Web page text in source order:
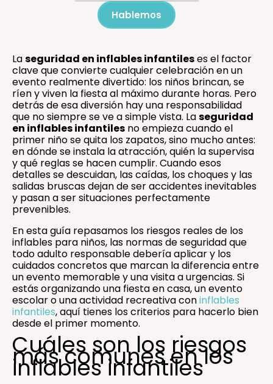
Laseguridad en inflables infantileses el factor
clave que convierte cualquier celebración en un
evento realmente divertido: los niños brincan, se
ríen y viven la fiesta al máximo durante horas. Pero
detrás de esa diversión hay una responsabilidad
que no siempre se ve a simple vista. Laseguridad
en inflables infantiles no empieza cuando el
primer niño se quita los zapatos, sino mucho antes:
en dónde se instala la atracción, quién la supervisa
y qué reglas se hacen cumplir. Cuando esos
detalles se descuidan, las caídas, los choques y las
salidas bruscas dejan de ser accidentes inevitables
y pasan a ser situaciones perfectamente
prevenibles.
En esta guía repasamos los riesgos reales de los
inflables para niños, las normas de seguridad que
todo adulto responsable debería aplicar y los
cuidados concretos que marcan la diferencia entre
un evento memorable y una visita a urgencias. Si
estás organizando una fiesta en casa, un evento
escolar o una actividad recreativa coninflables
infantiles, aquí tienes los criterios para hacerlo bien
desde el primer momento.
Cuáles son los riesgos
más comunes en los
inflables infantiles
Hablemos